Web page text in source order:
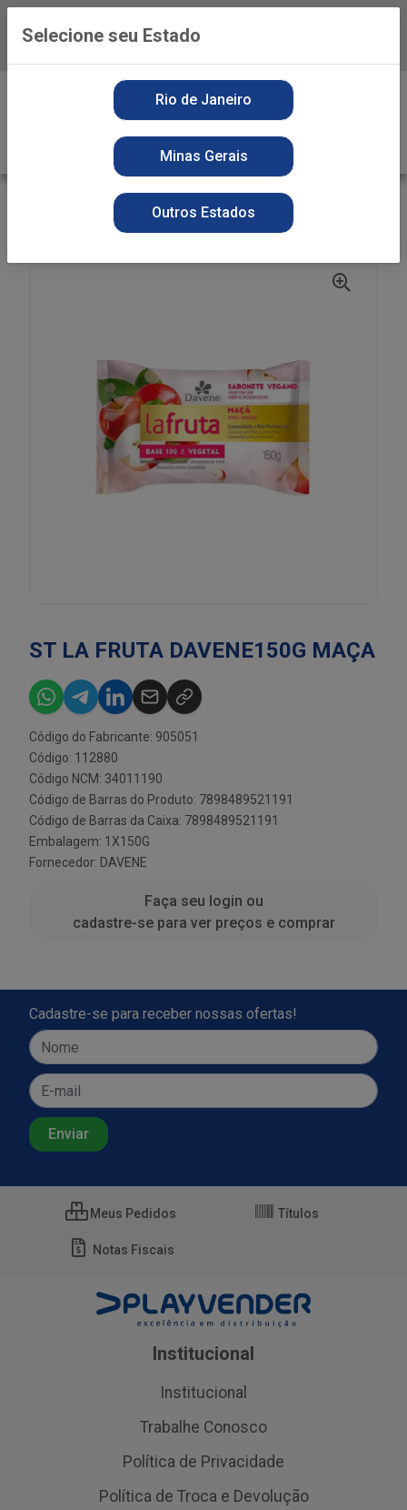
Baixe já o APP da Playvender
SABONETE
SECOS
ST LA FRUTA DAVENE150G MAÇA
ST LA FRUTA DAVENE150G MAÇA
Código do Fabricante: 905051
Código: 112880
Código NCM: 34011190
Código de Barras do Produto: 7898489521191
Código de Barras da Caixa: 7898489521191
Embalagem: 1X150G
Fornecedor: DAVENE
Faça seu login ou
cadastre-se para ver preços e comprar
Cadastre-se para receber nossas ofertas!
Meus Pedidos Títulos
Notas Fiscais
Institucional
Institucional
Trabalhe Conosco
Política de Privacidade
Política de Troca e Devolução
Selecione seu Estado
Rio de Janeiro
Minas Gerais
Outros Estados